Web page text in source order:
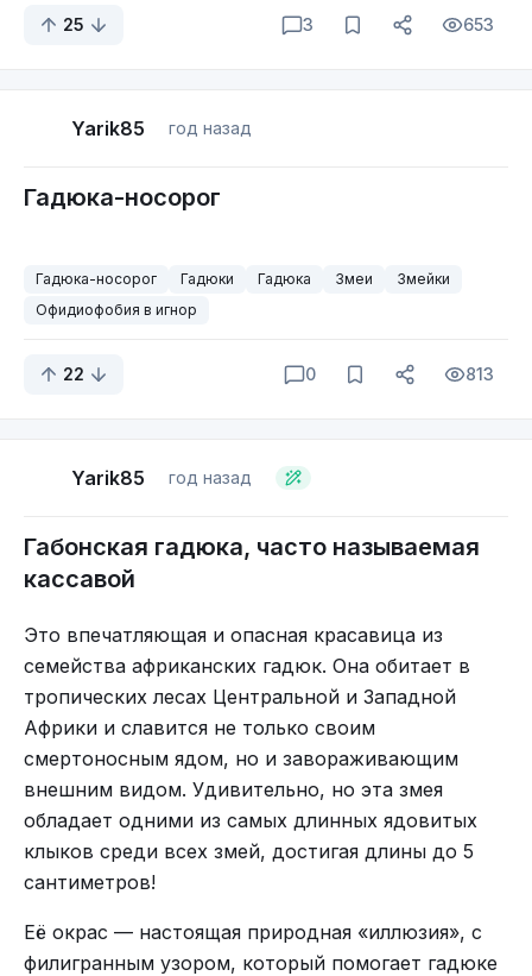
дача запросто может превратиться в опасную
Дело тут сразу в трёх вещах: укрытие, тепло и
еда. Змеи хоть и выглядят страшно, но они
многие птицы вроде коршунов, канюков,
змееядов и аистов. Их ловят ежи, барсуки, лисы
и куницы. Даже другие змеи порой едят змей!
Рептилиям важно иметь хоть какое-то убежище.
В дикой природе змеюки используют чьи-нибудь
старые норы, расщелины в камнях, заросли
высокой травы, густые кусты, ямы под корнями
деревьев.
25 3 653
Yarik85 год назад
Гадюка-носорог
Гадюка-носорог Гадюки Гадюка Змеи
Змейки
Офидиофобия в игнор
22 0 813
Yarik85 год назад
Габонская гадюка, часто называемая
кассавой
Это впечатляющая и опасная красавица из
семейства африканских гадюк. Она обитает в
тропических лесах Центральной и Западной
Африки и славится не только своим
смертоносным ядом, но и завораживающим
внешним видом. Удивительно, но эта змея
обладает одними из самых длинных ядовитых
клыков среди всех змей, достигая длины до 5
сантиметров!
Её окрас — настоящая природная «иллюзия», с
филигранным узором, который помогает гадюке